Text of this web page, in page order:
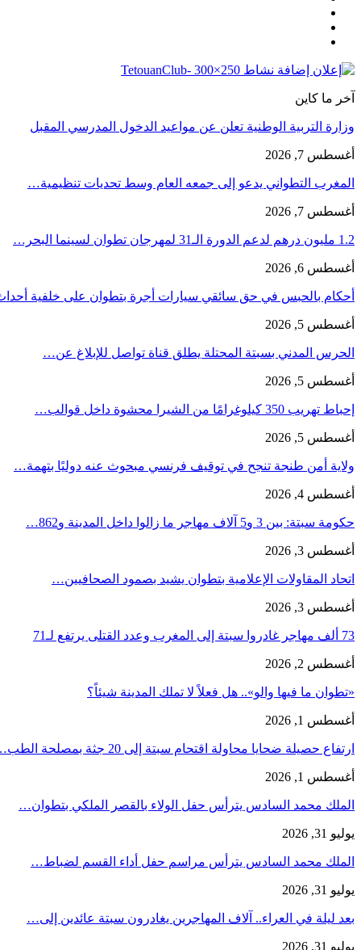
آخر ما كاين
وزارة التربية الوطنية تعلن عن مواعيد الدخول المدرسي المقبل
أغسطس 7, 2026
المغرب التطواني يدعو إلى جمعه العام وسط تحديات تنظيمية…
أغسطس 7, 2026
1.2 مليون درهم لدعم الدورة الـ31 لمهرجان تطوان لسينما البحر…
أغسطس 6, 2026
أحكام بالحبس في حق سائقي سيارات أجرة بتطوان على خلفية
أغسطس 5, 2026
الحرس المدني بسبتة المحتلة يطلق قناة تواصل للإبلاغ عن…
أغسطس 5, 2026
إحباط تهريب 350 كيلوغرامًا من الشيرا محشوة داخل قوالب…
أغسطس 5, 2026
ولاية أمن طنجة تنجح في توقيف فرنسي مبحوث عنه دوليًا بتهمة…
أغسطس 4, 2026
حكومة سبتة: بين 3 و5 آلاف مهاجر ما زالوا داخل المدينة و862…
أغسطس 3, 2026
اتحاد المقاولات الإعلامية بتطوان يشيد بصمود الصحافيين…
أغسطس 3, 2026
73 ألف مهاجر غادروا سبتة إلى المغرب وعدد القتلى يرتفع لـ71
أغسطس 2, 2026
«تطوان ما فيها والو».. هل فعلاً لا تملك المدينة شيئاً؟
أغسطس 1, 2026
ارتفاع حصيلة ضحايا محاولة اقتحام سبتة إلى 20 جثة بمصلحة الطب…
أغسطس 1, 2026
الملك محمد السادس يترأس حفل الولاء بالقصر الملكي بتطوان…
يوليو 31, 2026
الملك محمد السادس يترأس مراسم حفل أداء القسم لضباط…
يوليو 31, 2026
بعد ليلة في العراء.. آلاف المهاجرين يغادرون سبتة عائدين إلى…
يوليو 31, 2026